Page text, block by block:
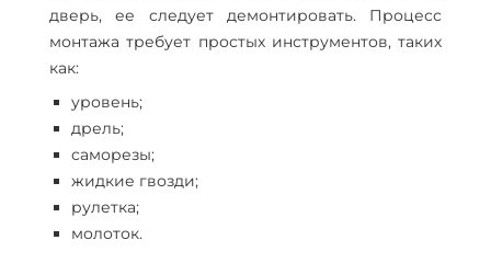
дверь, ее следует демонтировать. Процесс
монтажа требует простых инструментов, таких
как:
уровень;
дрель;
саморезы;
жидкие гвозди;
рулетка;
молоток.